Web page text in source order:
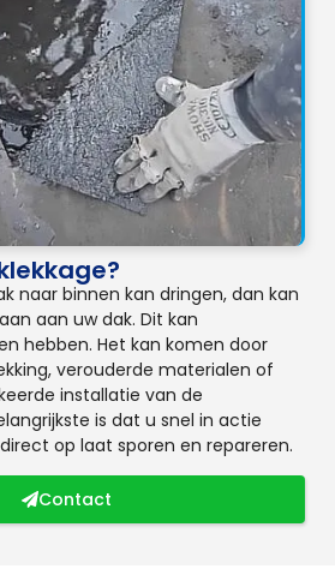
naar binnen kan dringen, dan kan
aan uw dak. Dit kan
hebben. Het kan komen door
verouderde materialen of
installatie van de
is dat u snel in actie
op laat sporen en repareren.
Contact